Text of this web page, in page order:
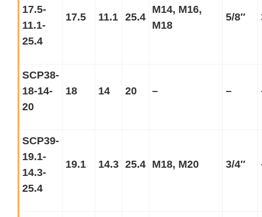
17.5-
11.1-
25.4
17.5 11.1 25.4
M14, M16,
M18
5/8″
SCP38-
18-14-
20
18 14 20 – –
SCP39-
19.1-
14.3-
25.4
19.1 14.3 25.4 M18, M20 3/4″